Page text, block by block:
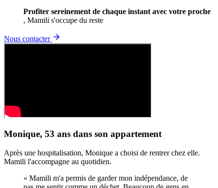
Profiter sereinement de chaque instant avec votre proche
, Mamili s'occupe du reste
Nous contacter
Monique, 53 ans dans son appartement
Après une hospitalisation, Monique a choisi de rentrer chez elle.
Mamili l'accompagne au quotidien.
« Mamili m'a permis de garder mon indépendance, de